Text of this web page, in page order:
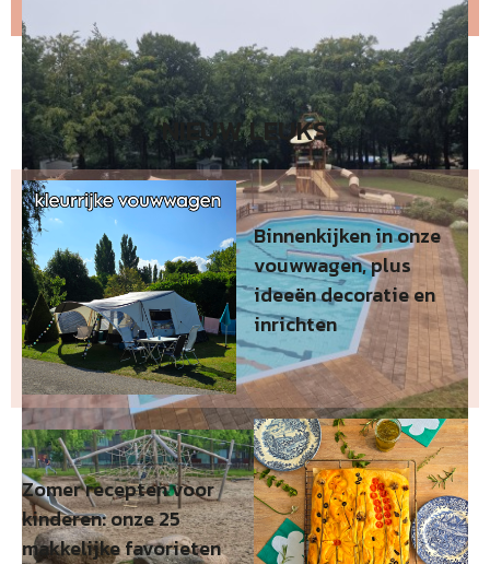
NIEUW LEUKS
Binnenkijken in onze
vouwwagen, plus
ideeën decoratie en
inrichten
Zomer recepten voor
kinderen: onze 25
makkelijke favorieten